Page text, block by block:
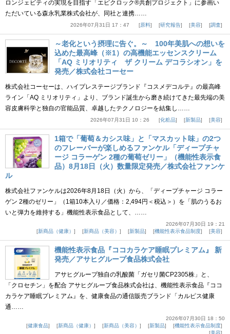
ロンジェビティの実現を目指す「エピクロック®共創プロジェクト」に参画い
ただいている森永乳業株式会社が、同社と連携……
2026年07月31日 17：47 原料 研究報告 美容 調査
～老化という摂理に告ぐ。～ 100年美肌への想いを
込めた最高峰（※1）の高機能エッセンスクリーム
「AQ ミリオリティ ザ クリーム デコラシオン」を
発売／株式会社コーセー
株式会社コーセーは、ハイプレステージブランド『コスメデコルテ』の最高峰
ライン「AQ ミリオリティ」より、ブランド誕生から磨き続けてきた最先端の美
容皮膚科学と独自の官能品質、卓越したテクノロジーを結集し……
2026年07月31日 10：26 化粧品 新製品 美容
1箱で「葡萄＆カシス味」と「マスカット味」の2つ
のフレーバーが楽しめるファンケル「ディープチャ
ージ コラーゲン 2種の葡萄ゼリー」（機能性表示食
品）8月18日（火）数量限定発売／株式会社ファンケ
ル
株式会社ファンケルは2026年8月18日（火）から、「ディープチャージ コラー
ゲン 2種のゼリー」（1箱10本入り／価格：2,494円＜税込＞）を「肌のうるお
いと弾力を維持する」機能性表示食品として、……
2026年07月30日 19：21
新商品（健康）
新商品（美容） 新製品 機能性表示食品制度 美容
機能性表示食品『ココカラケア睡眠プレミアム』 新
発売／アサヒグループ食品株式会社
アサヒグループ独自の乳酸菌「ガセリ菌CP2305株」と、
「クロセチン」を配合 アサヒグループ食品株式会社は、機能性表示食品『ココ
カラケア睡眠プレミアム』を、健康食品の通信販売ブランド「カルピス健康
通……
2026年07月30日 18：50
健康食品
新商品（健康） 新商品（美容） 新製品
機能性表示食品制度
美容